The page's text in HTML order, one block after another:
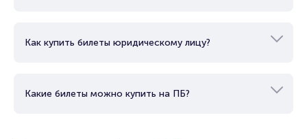
Как купить билеты юридическому лицу?
Какие билеты можно купить на ПБ?